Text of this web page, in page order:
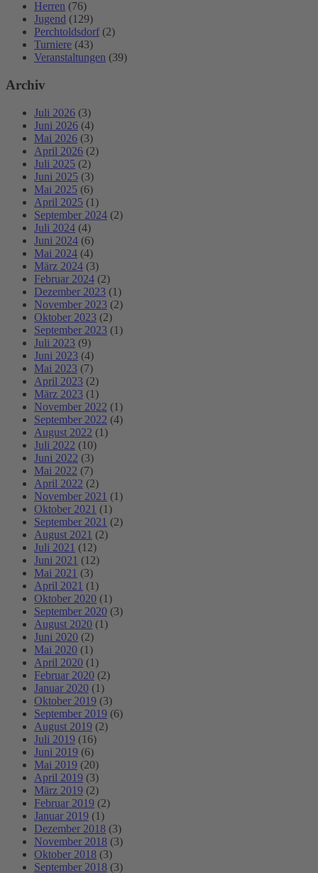
Herren (76)
Jugend (129)
Perchtoldsdorf (2)
Turniere (43)
Veranstaltungen (39)
Archiv
Juli 2026 (3)
Juni 2026 (4)
Mai 2026 (3)
April 2026 (2)
Juli 2025 (2)
Juni 2025 (3)
Mai 2025 (6)
April 2025 (1)
September 2024 (2)
Juli 2024 (4)
Juni 2024 (6)
Mai 2024 (4)
März 2024 (3)
Februar 2024 (2)
Dezember 2023 (1)
November 2023 (2)
Oktober 2023 (2)
September 2023 (1)
Juli 2023 (9)
Juni 2023 (4)
Mai 2023 (7)
April 2023 (2)
März 2023 (1)
November 2022 (1)
September 2022 (4)
August 2022 (1)
Juli 2022 (10)
Juni 2022 (3)
Mai 2022 (7)
April 2022 (2)
November 2021 (1)
Oktober 2021 (1)
September 2021 (2)
August 2021 (2)
Juli 2021 (12)
Juni 2021 (12)
Mai 2021 (3)
April 2021 (1)
Oktober 2020 (1)
September 2020 (3)
August 2020 (1)
Juni 2020 (2)
Mai 2020 (1)
April 2020 (1)
Februar 2020 (2)
Januar 2020 (1)
Oktober 2019 (3)
September 2019 (6)
August 2019 (2)
Juli 2019 (16)
Juni 2019 (6)
Mai 2019 (20)
April 2019 (3)
März 2019 (2)
Februar 2019 (2)
Januar 2019 (1)
Dezember 2018 (3)
November 2018 (3)
Oktober 2018 (3)
September 2018 (3)